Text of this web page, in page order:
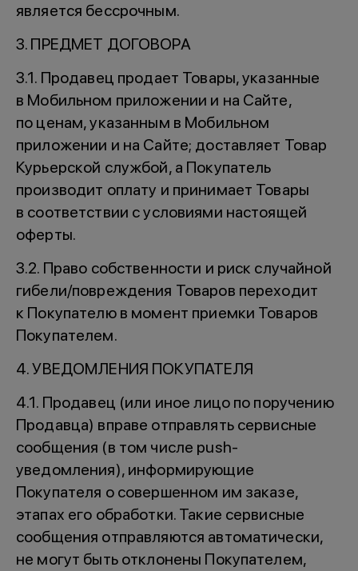
является бессрочным.
3. ПРЕДМЕТ ДОГОВОРА
3.1. Продавец продает Товары, указанные
в Мобильном приложении и на Сайте,
по ценам, указанным в Мобильном
приложении и на Сайте; доставляет Товар
Курьерской службой, а Покупатель
производит оплату и принимает Товары
в соответствии с условиями настоящей
оферты.
3.2. Право собственности и риск случайной
гибели/повреждения Товаров переходит
к Покупателю в момент приемки Товаров
Покупателем.
4. УВЕДОМЛЕНИЯ ПОКУПАТЕЛЯ
4.1. Продавец (или иное лицо по поручению
Продавца) вправе отправлять сервисные
сообщения (в том числе push-
уведомления), информирующие
Покупателя о совершенном им заказе,
этапах его обработки. Такие сервисные
сообщения отправляются автоматически,
не могут быть отклонены Покупателем,